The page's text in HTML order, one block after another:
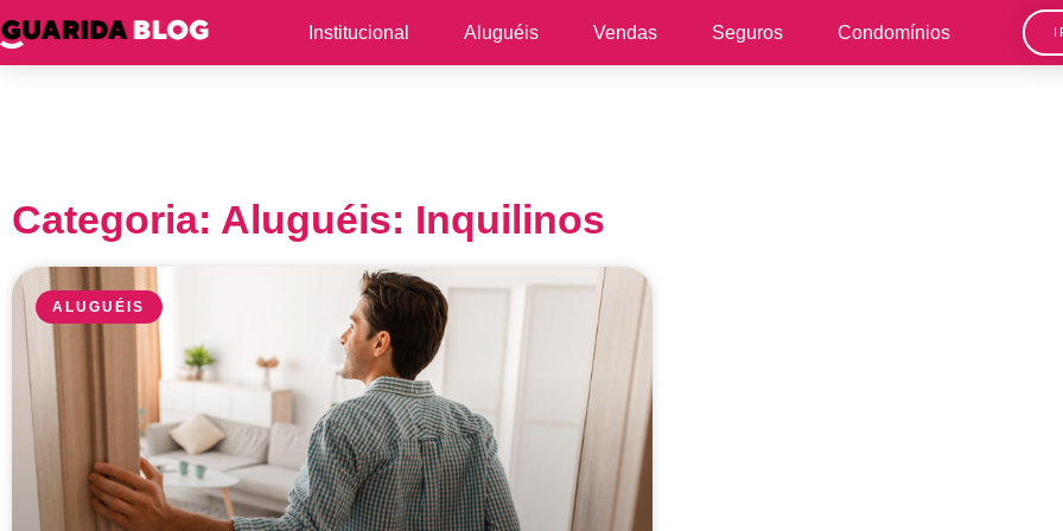
Institucional Aluguéis Vendas Seguros Condomínios
Categoria: Aluguéis: Inquilinos
ALUGUÉIS